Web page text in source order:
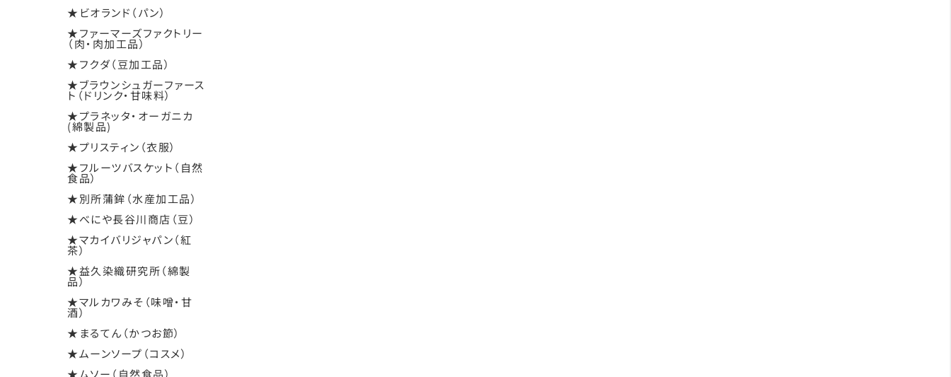
★ビオランド（パン）
★ファーマーズファクトリー
（肉・肉加工品）
★フクダ（豆加工品）
★ブラウンシュガーファース
ト（ドリンク・甘味料）
★プラネッタ・オーガニカ
(綿製品)
★プリスティン（衣服）
★フルーツバスケット（自然
食品）
★別所蒲鉾（水産加工品）
★べにや長谷川商店（豆）
★マカイバリジャパン（紅
茶）
★益久染織研究所（綿製
品）
★マルカワみそ（味噌・甘
酒）
★まるてん（かつお節）
★ムーンソープ（コスメ）
★ムソー（自然食品）